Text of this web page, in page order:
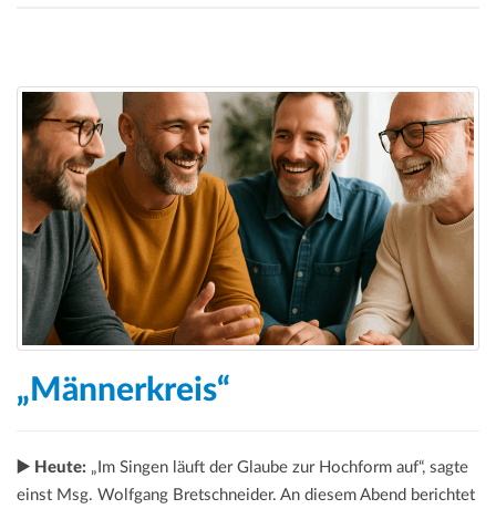
„Männerkreis“
▶️ Heute: „Im Singen läuft der Glaube zur Hochform auf“, sagte
einst Msg. Wolfgang Bretschneider. An diesem Abend berichtet